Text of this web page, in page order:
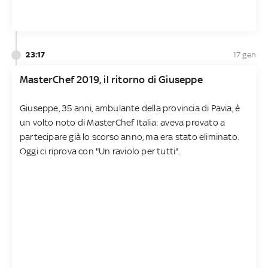
23:17 17 gen
MasterChef 2019, il ritorno di Giuseppe
Giuseppe, 35 anni, ambulante della provincia di Pavia, è
un volto noto di MasterChef Italia: aveva provato a
partecipare già lo scorso anno, ma era stato eliminato.
Oggi ci riprova con "Un raviolo per tutti".